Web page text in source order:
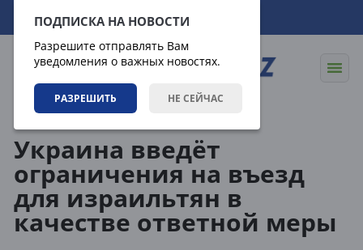
ПОДПИСКА НА НОВОСТИ
Разрешите отправлять Вам
уведомления о важных новостях.
РАЗРЕШИТЬ НЕ СЕЙЧАС
08.08.2026 15:04:51
Украина введёт
ограничения на въезд
для израильтян в
качестве ответной меры